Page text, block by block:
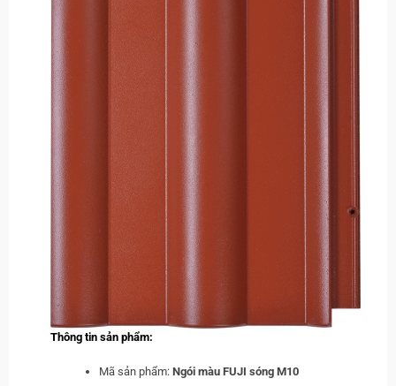
Thông tin sản phẩm:
Mã sản phẩm:Ngói màu FUJI sóng M10